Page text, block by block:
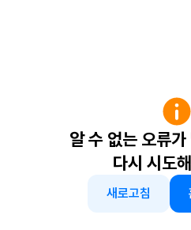
알 수 없는 오류
다시 시도
새로고침